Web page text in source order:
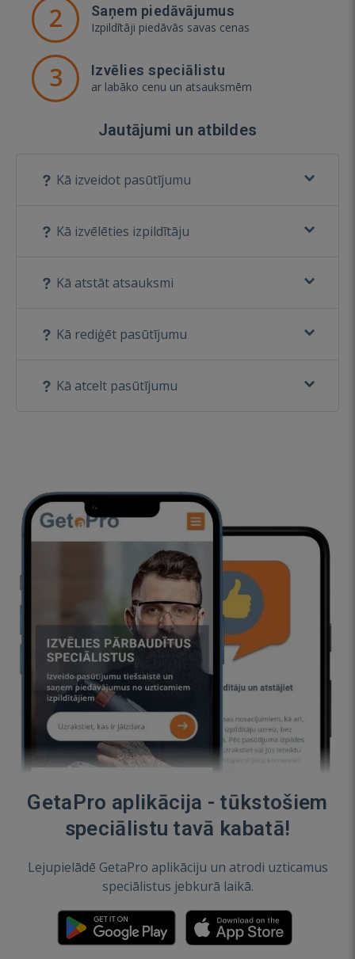
2 Saņem piedāvājumus
Izpildītāji piedāvās savas cenas
3 Izvēlies speciālistu
ar labāko cenu un atsauksmēm
Jautājumi un atbildes
Kā izveidot pasūtījumu
Kā izvēlēties izpildītāju
Kā atstāt atsauksmi
Kā rediģēt pasūtījumu
Kā atcelt pasūtījumu
GetaPro aplikācija - tūkstošiem
speciālistu tavā kabatā!
Lejupielādē GetaPro aplikāciju un atrodi uzticamus
speciālistus jebkurā laikā.